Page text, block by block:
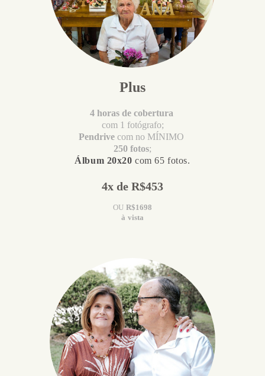
Plus
4 horas de cobertura
com 1 fotógrafo;
Pendrive com no MÍNIMO
250 fotos;
Álbum 20x20 com 65 fotos.
4x de R$453
OU R$1698
à vista